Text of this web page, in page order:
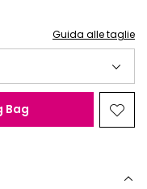
Guida alle taglie
Bag
nella